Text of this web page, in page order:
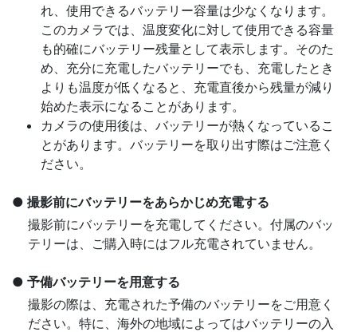
れ、使用できるバッテリー容量は少なくなります。
このカメラでは、温度変化に対して使用できる容量
も的確にバッテリー残量として表示します。そのた
め、充分に充電したバッテリーでも、充電したとき
よりも温度が低くなると、充電直後から残量が減り
始めた表示になることがあります。
カメラの使用後は、バッテリーが熱くなっているこ
とがあります。バッテリーを取り出す際はご注意く
ださい。
撮影前にバッテリーをあらかじめ充電する
撮影前にバッテリーを充電してください。付属のバッ
テリーは、ご購入時にはフル充電されていません。
予備バッテリーを用意する
撮影の際は、充電された予備のバッテリーをご用意く
ださい。特に、海外の地域によってはバッテリーの入